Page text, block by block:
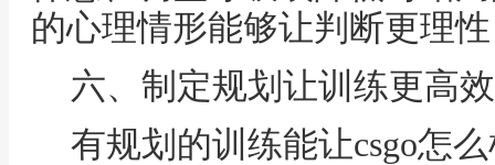
的心理情形能够让判断更理
六、制定规划让训练更高效
有规划的训练能让csgo怎